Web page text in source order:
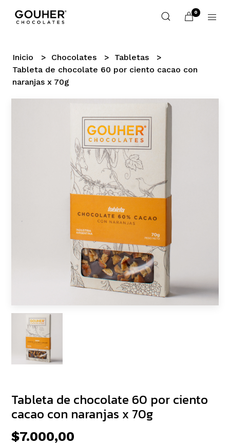
0
Inicio Chocolates
Tabletas
Tableta de chocolate 60 por ciento cacao con
naranjas x 70g
Tableta de chocolate 60 por ciento
cacao con naranjas x 70g
$7.000,00